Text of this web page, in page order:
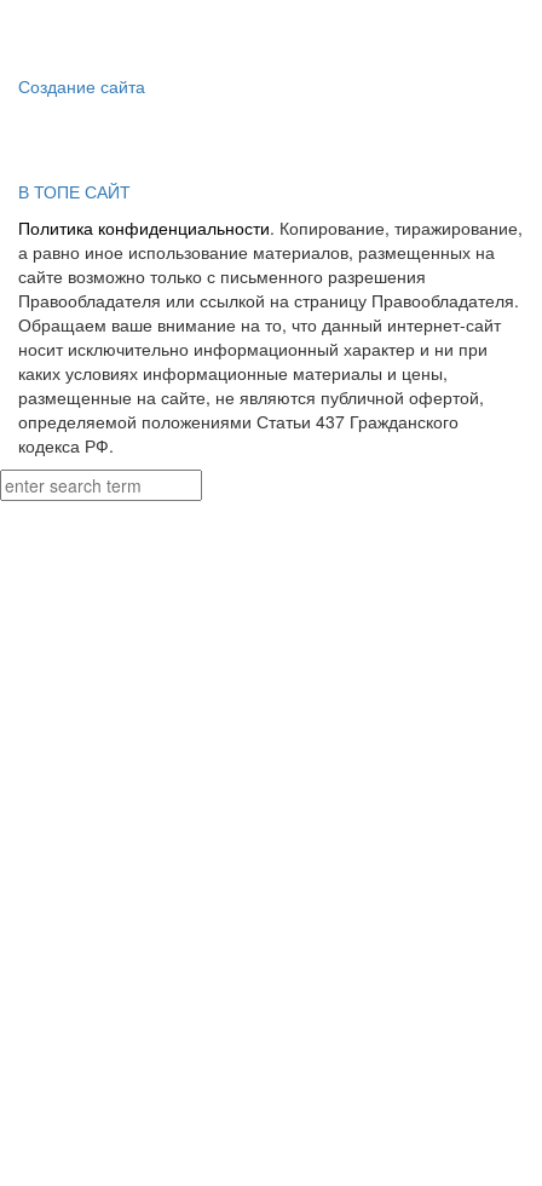
Создание сайта
В ТОПЕ САЙТ
Политика конфиденциальности. Копирование, тиражирование,
а равно иное использование материалов, размещенных на
сайте возможно только с письменного разрешения
Правообладателя или ссылкой на страницу Правообладателя.
Обращаем ваше внимание на то, что данный интернет-сайт
носит исключительно информационный характер и ни при
каких условиях информационные материалы и цены,
размещенные на сайте, не являются публичной офертой,
определяемой положениями Статьи 437 Гражданского
кодекса РФ.